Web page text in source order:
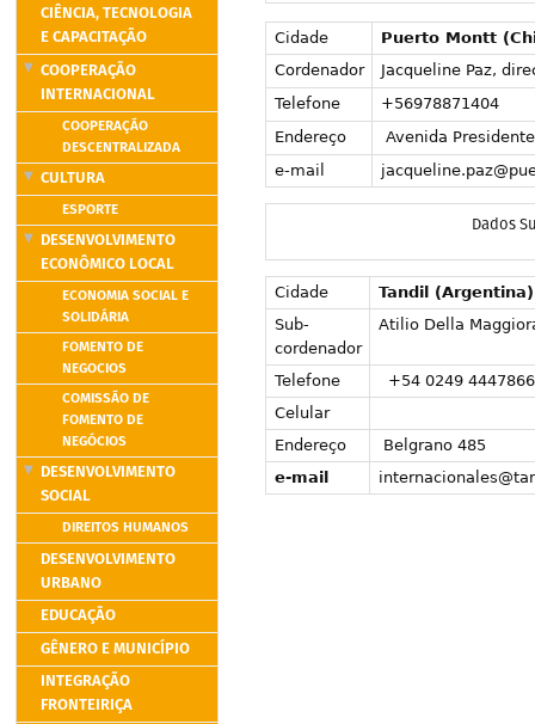
CIÊNCIA, TECNOLOGIA
E CAPACITAÇÃO
COOPERAÇÃO
INTERNACIONAL
COOPERAÇÃO
DESCENTRALIZADA
CULTURA
ESPORTE
DESENVOLVIMENTO
ECONÔMICO LOCAL
ECONOMIA SOCIAL E
SOLIDÁRIA
FOMENTO DE
NEGOCIOS
COMISSÃO DE
FOMENTO DE
NEGÓCIOS
DESENVOLVIMENTO
SOCIAL
DIREITOS HUMANOS
DESENVOLVIMENTO
URBANO
EDUCAÇÃO
GÊNERO E MUNICÍPIO
INTEGRAÇÃO
FRONTEIRIÇA
Cidade
Puerto Montt
Cordenador
Jacqueline Paz,
Telefone
+56978871404
Endereço
Avenida
e-mail
Dados
Cidade
Tandil (Argentina)
Sub-
cordenador
Atilio Della
Telefone
+54 0249
Celular
Endereço
Belgrano 485
e-mail